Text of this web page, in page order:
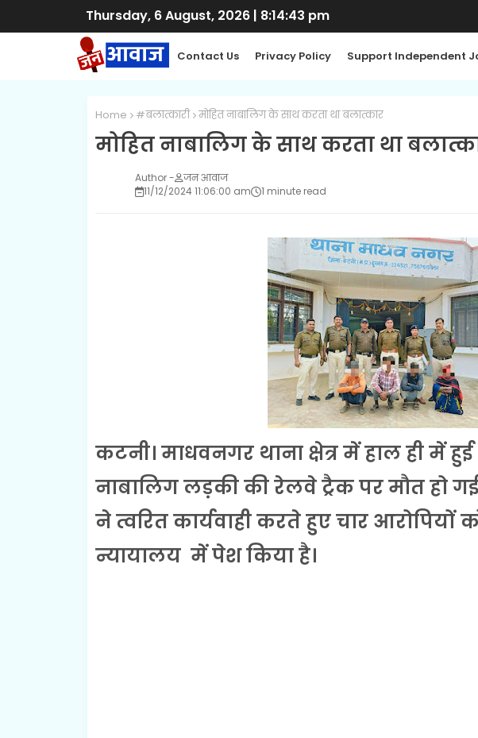
Thursday, 6 August, 2026| 8:14:44 pm
Contact Us Privacy Policy Support Independent
Home #बलात्कारी मोहित नाबालिग के साथ करता था बलात्कार
मोहित नाबालिग के साथ करता था
जन आवाज
11/12/2024 11:06:00 am
1 minute read
कटनी। माधवनगर थाना क्षेत्र में हाल ही में
नाबालिग लड़की की रेलवे ट्रैक पर मौत हो
ने त्वरित कार्यवाही करते हुए चार आरोपियों
न्यायालय में पेश किया है।